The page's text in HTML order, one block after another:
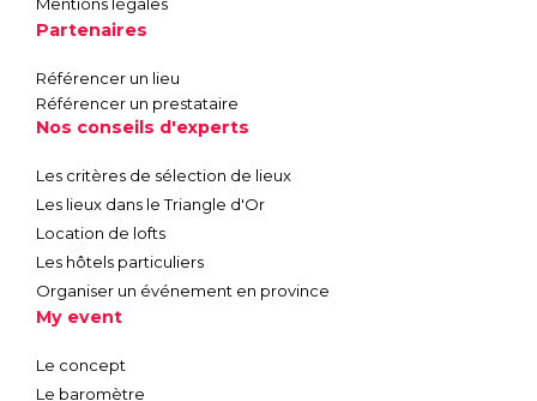
Mentions légales
Partenaires
Référencer un lieu
Référencer un prestataire
Nos conseils d'experts
Les critères de sélection de lieux
Les lieux dans le Triangle d'Or
Location de lofts
Les hôtels particuliers
Organiser un événement en province
My event
Le concept
Le baromètre